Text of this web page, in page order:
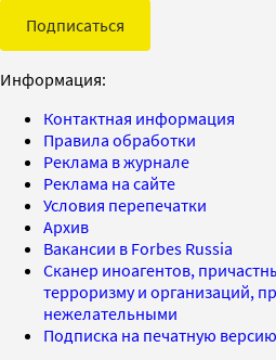
Подписаться
Информация:
Контактная информация
Правила обработки
Реклама в журнале
Реклама на сайте
Условия перепечатки
Архив
Вакансии в Forbes Russia
Сканер иноагентов,
терроризму и организаций,
нежелательными
Подписка на печатную